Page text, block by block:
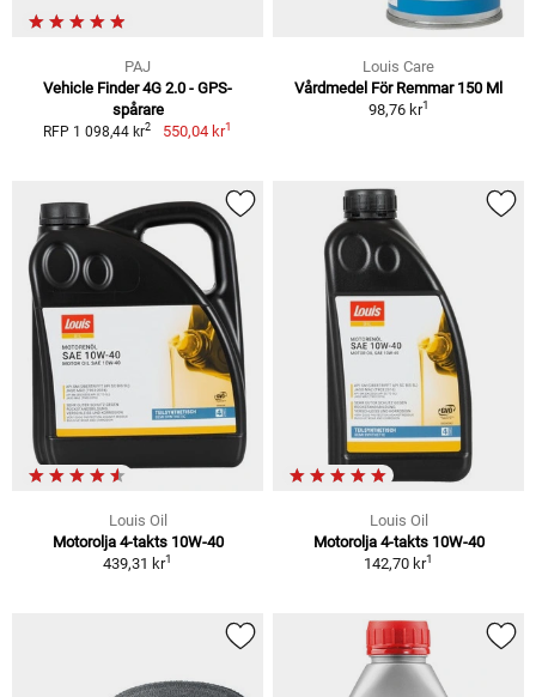
PAJ
Vehicle Finder 4G 2.0 - GPS-
spårare
RFP 1 098,44 kr2 550,04 kr1
Louis Care
Vårdmedel För Remmar 150 Ml
98,76 kr1
Louis Oil
Motorolja 4-takts 10W-40
439,31 kr1
Louis Oil
Motorolja 4-takts 10W-40
142,70 kr1